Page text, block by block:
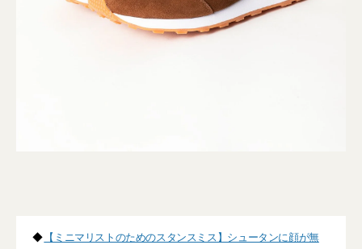
◆ 【ミニマリストのためのスタンスミス】シュータンに顔が無